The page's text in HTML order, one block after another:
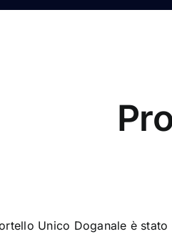
Unico Doganale è